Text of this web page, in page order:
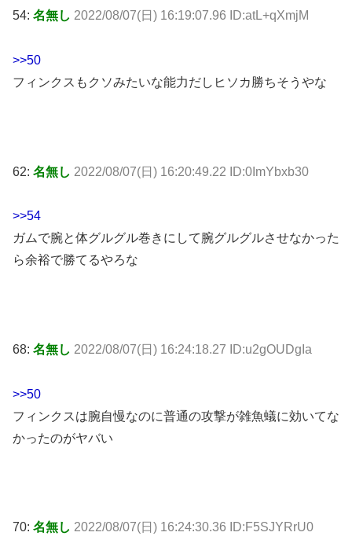
54: 名無し 2022/08/07(日) 16:19:07.96 ID:atL+qXmjM
>>50
フィンクスもクソみたいな能力だしヒソカ勝ちそうやな
62: 名無し 2022/08/07(日) 16:20:49.22 ID:0ImYbxb30
>>54
ガムで腕と体グルグル巻きにして腕グルグルさせなかった
ら余裕で勝てるやろな
68: 名無し 2022/08/07(日) 16:24:18.27 ID:u2gOUDgIa
>>50
フィンクスは腕自慢なのに普通の攻撃が雑魚蟻に効いてな
かったのがヤバい
70: 名無し 2022/08/07(日) 16:24:30.36 ID:F5SJYRrU0